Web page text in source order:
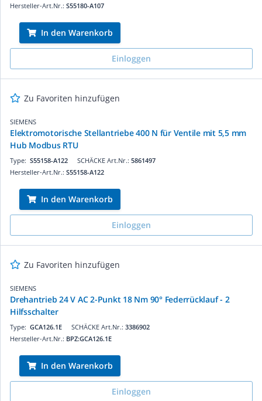
Hersteller-Art.Nr.: S55180-A107
In den Warenkorb
Einloggen
Zu Favoriten hinzufügen
SIEMENS
Elektromotorische Stellantriebe 400 N für Ventile mit 5,5 mm
Hub Modbus RTU
SCHÄCKE Art.Nr.: 5861497
Type: S55158-A122
Hersteller-Art.Nr.: S55158-A122
In den Warenkorb
Einloggen
Zu Favoriten hinzufügen
SIEMENS
Drehantrieb 24 V AC 2-Punkt 18 Nm 90° Federrücklauf - 2
Hilfsschalter
SCHÄCKE Art.Nr.: 3386902
Type: GCA126.1E
Hersteller-Art.Nr.: BPZ:GCA126.1E
In den Warenkorb
Einloggen